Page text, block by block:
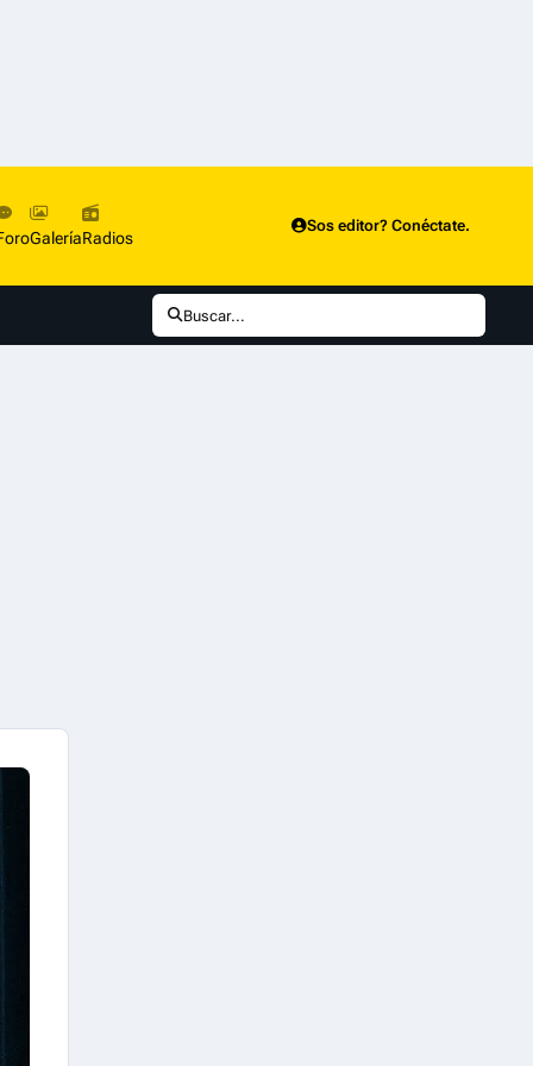
GaleríaRadios
Sos editor? Conéctate.
Buscar...